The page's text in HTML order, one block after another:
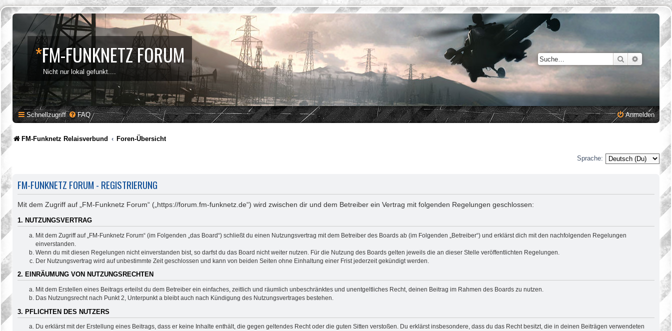
*FM-FUNKNETZ FORUM
Nicht nur lokal gefunkt....
Suche
Schnellzugriff FAQ Anmelden
FM-Funknetz Relaisverbund Foren-Übersicht
Sprache:
FM-FUNKNETZ FORUM - REGISTRIERUNG
Mit dem Zugriff auf „FM-Funknetz Forum“ („https://forum.fm-funknetz.de“) wird zwischen dir und dem Betreiber ein Vertrag mit folgenden Regelungen geschlossen:
1. NUTZUNGSVERTRAG
Mit dem Zugriff auf „FM-Funknetz Forum“ (im Folgenden „das Board“) schließt du einen Nutzungsvertrag mit dem Betreiber des Boards ab (im Folgenden „Betreiber“) und erklärst dich mit den nachfolgenden Regelungen
einverstanden.
Wenn du mit diesen Regelungen nicht einverstanden bist, so darfst du das Board nicht weiter nutzen. Für die Nutzung des Boards gelten jeweils die an dieser Stelle veröffentlichten Regelungen.
Der Nutzungsvertrag wird auf unbestimmte Zeit geschlossen und kann von beiden Seiten ohne Einhaltung einer Frist jederzeit gekündigt werden.
2. EINRÄUMUNG VON NUTZUNGSRECHTEN
Mit dem Erstellen eines Beitrags erteilst du dem Betreiber ein einfaches, zeitlich und räumlich unbeschränktes und unentgeltliches Recht, deinen Beitrag im Rahmen des Boards zu nutzen.
Das Nutzungsrecht nach Punkt 2, Unterpunkt a bleibt auch nach Kündigung des Nutzungsvertrages bestehen.
3. PFLICHTEN DES NUTZERS
Du erklärst mit der Erstellung eines Beitrags, dass er keine Inhalte enthält, die gegen geltendes Recht oder die guten Sitten verstoßen. Du erklärst insbesondere, dass du das Recht besitzt, die in deinen Beiträgen verwendeten